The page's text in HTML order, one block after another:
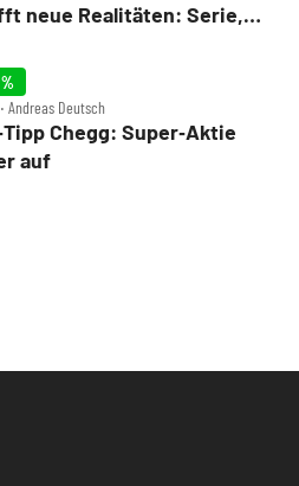
neue Realitäten: Serie,
%
Andreas Deutsch
Chegg: Super‑Aktie
auf